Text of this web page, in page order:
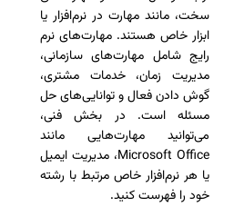
سخت، مانند مهارت در نرم‌افزار یا
ابزار خاص هستند. مهارت‌های نرم
رایج شامل مهارت‌های سازمانی،
مدیریت زمان، خدمات مشتری،
گوش دادن فعال و توانایی‌های حل
مسئله است. در بخش فنی،
می‌توانید مهارت‌هایی مانند
Microsoft Office، مدیریت ایمیل
یا هر نرم‌افزار خاص مرتبط با رشته
خود را فهرست کنید.